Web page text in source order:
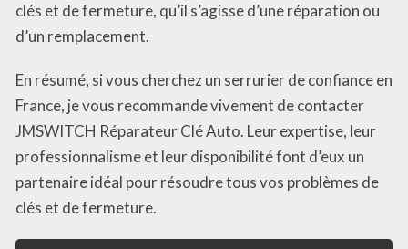
clés et de fermeture, qu’il s’agisse d’une réparation ou
d’un remplacement.
En résumé, si vous cherchez un serrurier de confiance en
France, je vous recommande vivement de contacter
JMSWITCH Réparateur Clé Auto. Leur expertise, leur
professionnalisme et leur disponibilité font d’eux un
partenaire idéal pour résoudre tous vos problèmes de
clés et de fermeture.